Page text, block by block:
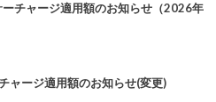
チャージ適用額のお知らせ（2026年
ージ適用額のお知らせ(変更)